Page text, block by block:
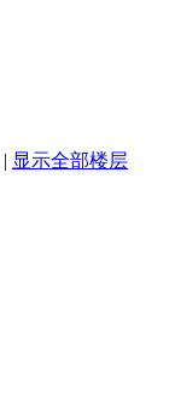
| 显示全部楼层